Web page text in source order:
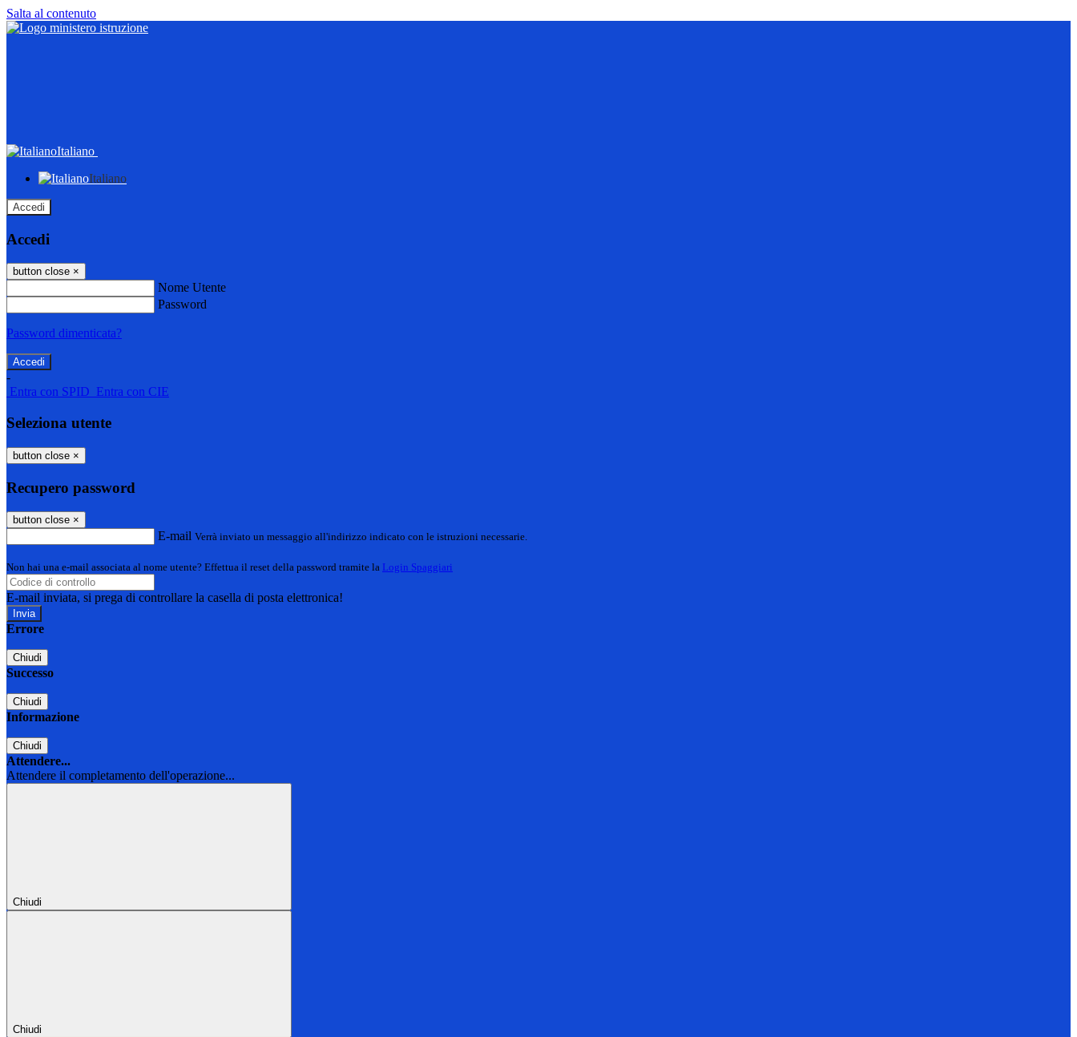
Salta al contenuto
Italiano
Italiano
Accedi
Accedi
button close ×
Nome Utente
Password
Password dimenticata?
-
Entra con SPID Entra con CIE
Seleziona utente
button close ×
Recupero password
button close ×
E-mail Verrà inviato un messaggio all'indirizzo indicato con le istruzioni necessarie.
Non hai una e-mail associata al nome utente? Effettua il reset della password tramite la Login Spaggiari
E-mail inviata, si prega di controllare la casella di posta elettronica!
Errore
Chiudi
Successo
Chiudi
Informazione
Chiudi
Attendere...
Attendere il completamento dell'operazione...
Chiudi
Chiudi